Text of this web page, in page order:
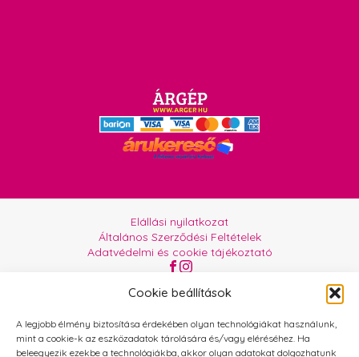
Cookie beállítások
A legjobb élmény biztosítása érdekében olyan technológiákat használunk,
mint a cookie-k az eszközadatok tárolására és/vagy eléréséhez. Ha
beleegyezik ezekbe a technológiákba, akkor olyan adatokat dolgozhatunk
Elállási nyilatkozat
Általános Szerződési Feltételek
Adatvédelmi és cookie tájékoztató